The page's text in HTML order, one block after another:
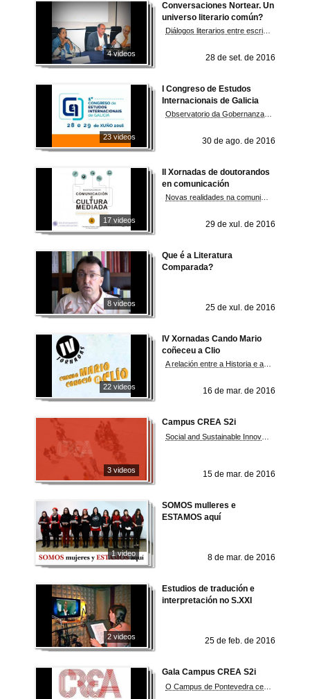
4 videos
Conversaciones Nortear. Un
universo literario común?
28 de set. de 2016
23 videos
I Congreso de Estudos
Internacionais de Galicia
30 de ago. de 2016
17 videos
II Xornadas de doutorandos
en comunicación
29 de xul. de 2016
8 videos
Que é a Literatura
Comparada?
25 de xul. de 2016
22 videos
IV Xornadas Cando Mario
coñeceu a Clio
16 de mar. de 2016
3 videos
Campus CREA S2i
15 de mar. de 2016
1 video
SOMOS mulleres e
ESTAMOS aquí
8 de mar. de 2016
2 videos
Estudios de tradución e
interpretación no S.XXI
25 de feb. de 2016
Gala Campus CREA S2i